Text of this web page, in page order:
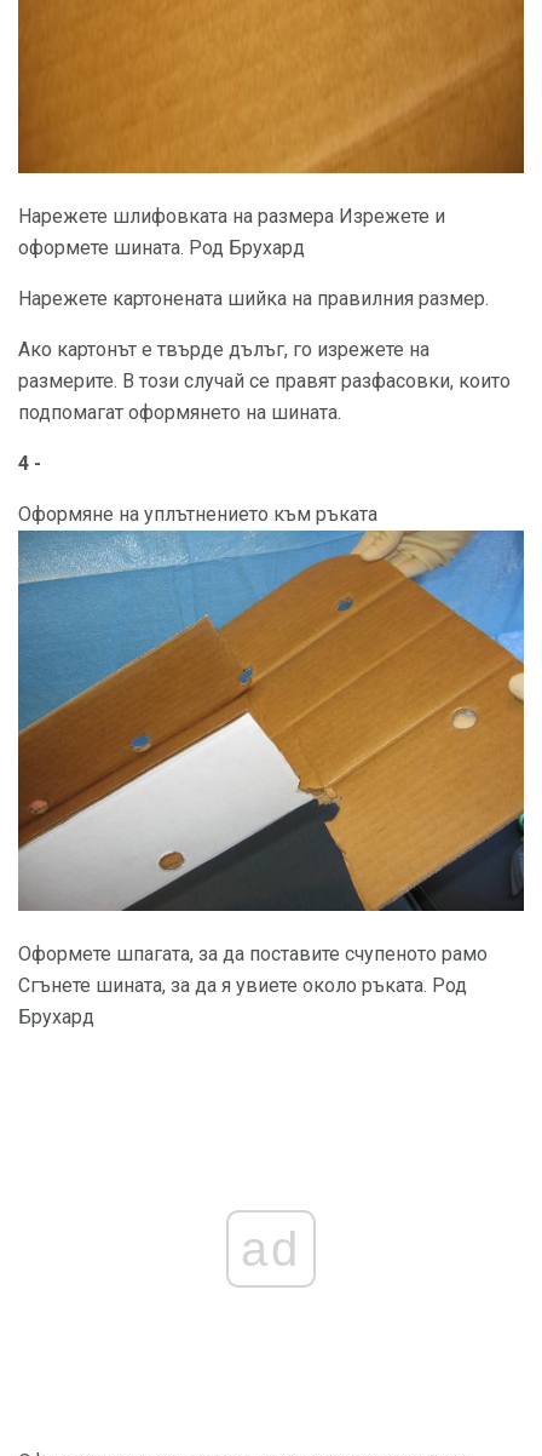
Нарежете шлифовката на размера Изрежете и
оформете шината. Род Брухард
Нарежете картонената шийка на правилния размер.
Ако картонът е твърде дълъг, го изрежете на
размерите. В този случай се правят разфасовки, които
подпомагат оформянето на шината.
4 -
Оформяне на уплътнението към ръката
Оформете шпагата, за да поставите счупеното рамо
Сгънете шината, за да я увиете около ръката. Род
Брухард
ad